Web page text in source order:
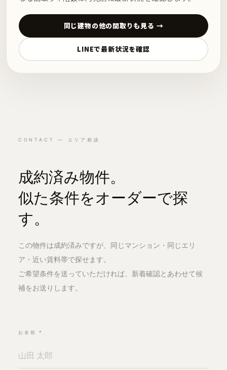
同じ建物の他の間取りも見る →
LINEで最新状況を確認
CONTACT — エリア相談
成約済み物件。
似た条件をオーダーで探
す。
この物件は成約済みですが、同じマンション・同じエリ
ア・近い賃料帯で探せます。
ご希望条件を送っていただければ、新着確認とあわせて候
補をお送りします。
お名前*